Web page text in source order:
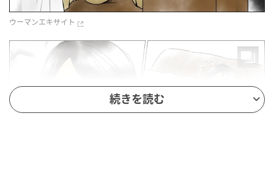
ウーマンエキサイト
続きを読む